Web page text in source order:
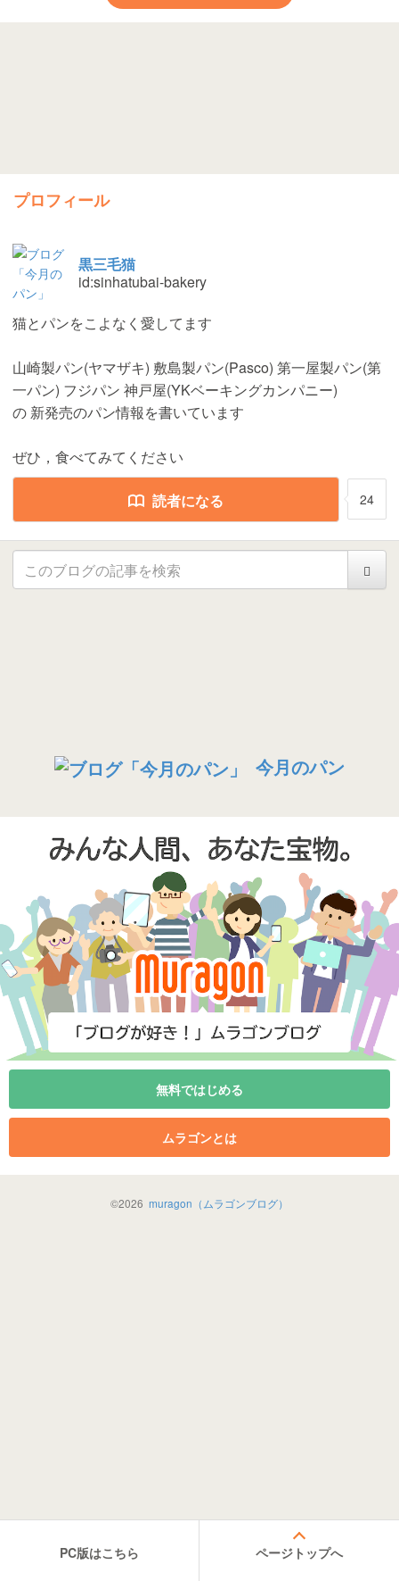
プロフィール
黒三毛猫
id:sinhatubai-bakery
猫とパンをこよなく愛してます
山崎製パン(ヤマザキ) 敷島製パン(Pasco) 第一屋製パン(第
一パン) フジパン 神戸屋(YKベーキングカンパニー)
の 新発売のパン情報を書いています
ぜひ，食べてみてください
読者になる 24
今月のパン
無料ではじめる
ムラゴンとは
©2026 muragon（ムラゴンブログ）
PC版はこちら ページトップへ